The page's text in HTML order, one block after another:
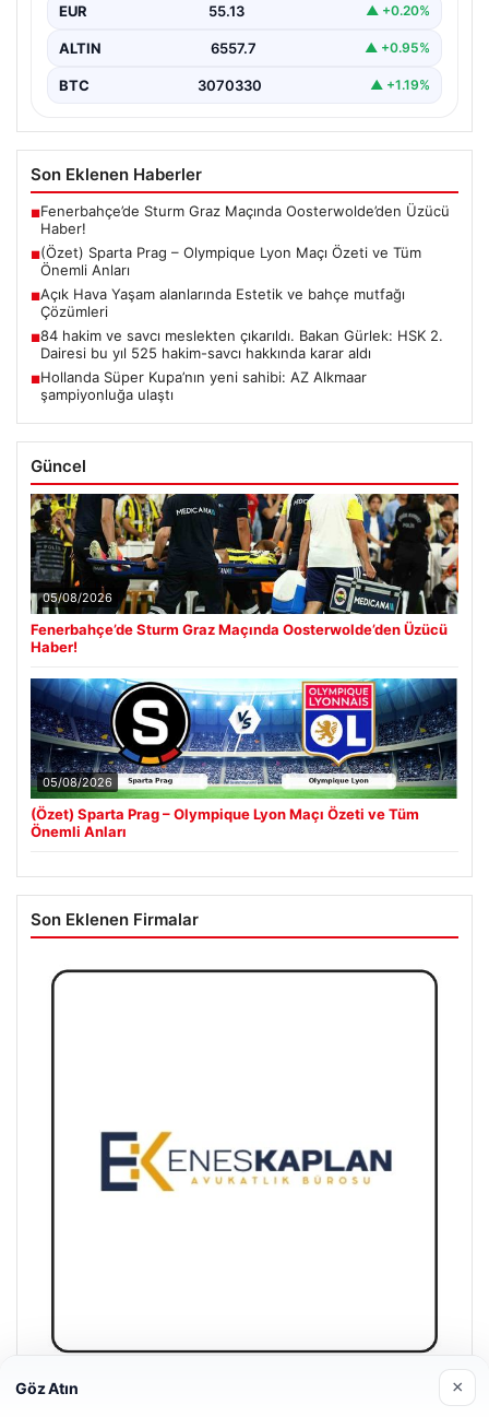
EUR 55.13 ▲ +0.20%
ALTIN 6557.7 ▲ +0.95%
BTC 3070330 ▲ +1.19%
Son Eklenen Haberler
■Fenerbahçe’de Sturm Graz Maçında Oosterwolde’den Üzücü
Haber!
■(Özet) Sparta Prag – Olympique Lyon Maçı Özeti ve Tüm
Önemli Anları
■Açık Hava Yaşam alanlarında Estetik ve bahçe mutfağı
Çözümleri
■84 hakim ve savcı meslekten çıkarıldı. Bakan Gürlek: HSK 2.
Dairesi bu yıl 525 hakim-savcı hakkında karar aldı
■Hollanda Süper Kupa’nın yeni sahibi: AZ Alkmaar
şampiyonluğa ulaştı
Güncel
05/08/2026
Fenerbahçe’de Sturm Graz Maçında Oosterwolde’den Üzücü
Haber!
05/08/2026
(Özet) Sparta Prag – Olympique Lyon Maçı Özeti ve Tüm
Önemli Anları
Son Eklenen Firmalar
Enes Kaplan Avukatlık Bürosu
Göz Atın ×